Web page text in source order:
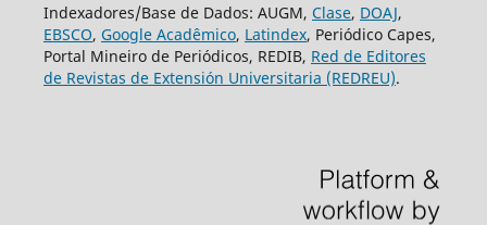
Indexadores/Base de Dados: AUGM, Clase, DOAJ,
EBSCO, Google Acadêmico, Latindex, Periódico Capes,
Portal Mineiro de Periódicos, REDIB, Red de Editores
de Revistas de Extensión Universitaria (REDREU).